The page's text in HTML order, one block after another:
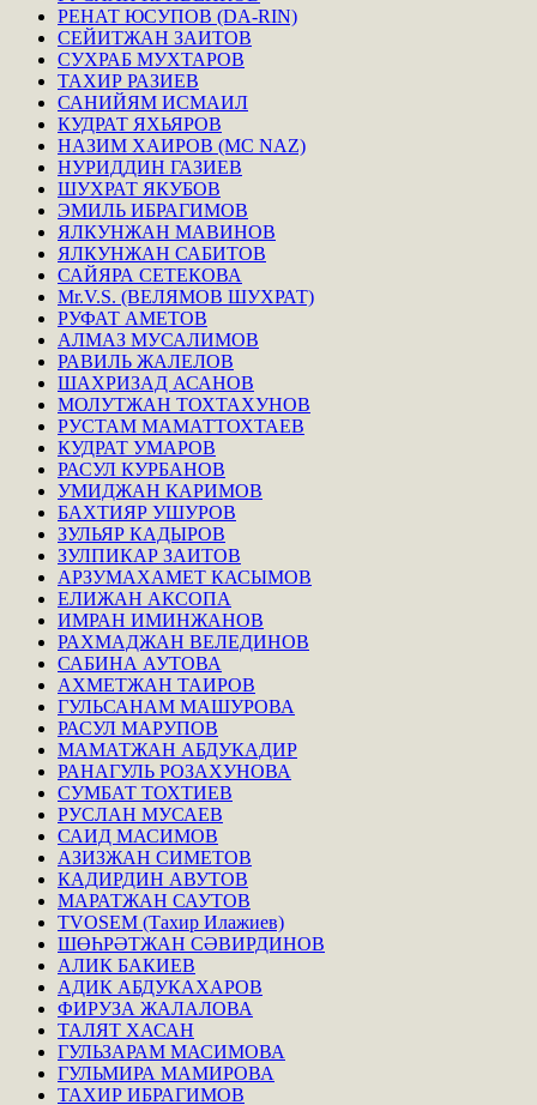
РЕНАТ ЮСУПОВ (DA-RIN)
СЕЙИТЖАН ЗАИТОВ
СУХРАБ МУХТАРОВ
ТАХИР РАЗИЕВ
САНИЙЯМ ИСМАИЛ
КУДРАТ ЯХЬЯРОВ
НАЗИМ ХАИРОВ (MC NAZ)
НУРИДДИН ГАЗИЕВ
ШУХРАТ ЯКУБОВ
ЭМИЛЬ ИБРАГИМОВ
ЯЛКУНЖАН МАВИНОВ
ЯЛКУНЖАН САБИТОВ
САЙЯРА СЕТЕКОВА
Mr.V.S. (ВЕЛЯМОВ ШУХРАТ)
РУФАТ АМЕТОВ
АЛМАЗ МУСАЛИМОВ
РАВИЛЬ ЖАЛЕЛОВ
ШАХРИЗАД АСАНОВ
МОЛУТЖАН ТОХТАХУНОВ
РУСТАМ МАМАТТОХТАЕВ
КУДРАТ УМАРОВ
РАСУЛ КУРБАНОВ
УМИДЖАН КАРИМОВ
БАХТИЯР УШУРОВ
ЗУЛЬЯР КАДЫРОВ
ЗУЛПИКАР ЗАИТОВ
АРЗУМАХАМЕТ КАСЫМОВ
ЕЛИЖАН АКСОПА
ИМРАН ИМИНЖАНОВ
РАХМАДЖАН ВЕЛЕДИНОВ
САБИНА АУТОВА
АХМЕТЖАН ТАИРОВ
ГУЛЬСАНАМ МАШУРОВА
РАСУЛ МАРУПОВ
МАМАТЖАН АБДУКАДИР
РАНАГУЛЬ РОЗАХУНОВА
СУМБАТ ТОХТИЕВ
РУСЛАН МУСАЕВ
САИД МАСИМОВ
АЗИЗЖАН СИМЕТОВ
КАДИРДИН АВУТОВ
МАРАТЖАН САУТОВ
TVOSEM (Тахир Илажиев)
ШӨҺРӘТЖАН СӘВИРДИНОВ
АЛИК БАКИЕВ
АДИК АБДУКАХАРОВ
ФИРУЗА ЖАЛАЛОВА
ТАЛЯТ ХАСАН
ГУЛЬЗАРАМ МАСИМОВА
ГУЛЬМИРА МАМИРОВА
ТАХИР ИБРАГИМОВ